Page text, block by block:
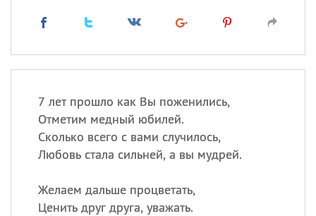
7 лет прошло как Вы поженились,
Отметим медный юбилей.
Сколько всего с вами случилось,
Любовь стала сильней, а вы мудрей.
Желаем дальше процветать,
Ценить друг друга, уважать.